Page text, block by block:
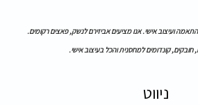
בהתאמה ועיצוב אישי. אנו מציעים אביזירם לנשק, פאצים רקומים.
קונדומים למחסנית והכל בעיצוב אישי.
ניווט